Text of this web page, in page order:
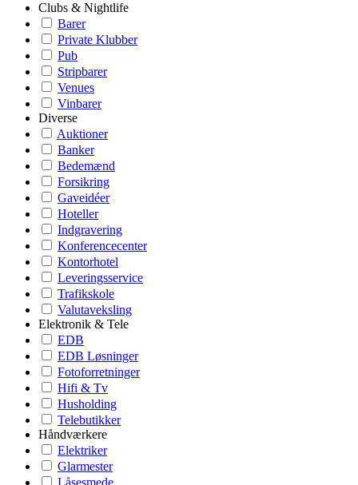
Clubs & Nightlife
Barer
Private Klubber
Pub
Stripbarer
Venues
Vinbarer
Diverse
Auktioner
Banker
Bedemænd
Forsikring
Gaveidéer
Hoteller
Indgravering
Konferencecenter
Kontorhotel
Leveringsservice
Trafikskole
Valutaveksling
Elektronik & Tele
EDB
EDB Løsninger
Fotoforretninger
Hifi & Tv
Husholding
Telebutikker
Håndværkere
Elektriker
Glarmester
Låsesmede